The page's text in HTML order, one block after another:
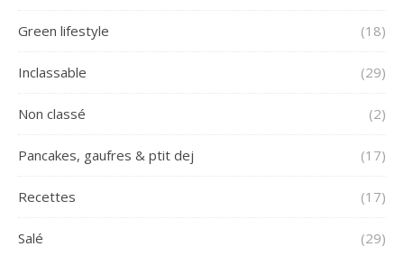
Green lifestyle (18)
Inclassable (29)
Non classé (2)
Pancakes, gaufres & ptit dej (17)
Recettes (17)
Salé (29)